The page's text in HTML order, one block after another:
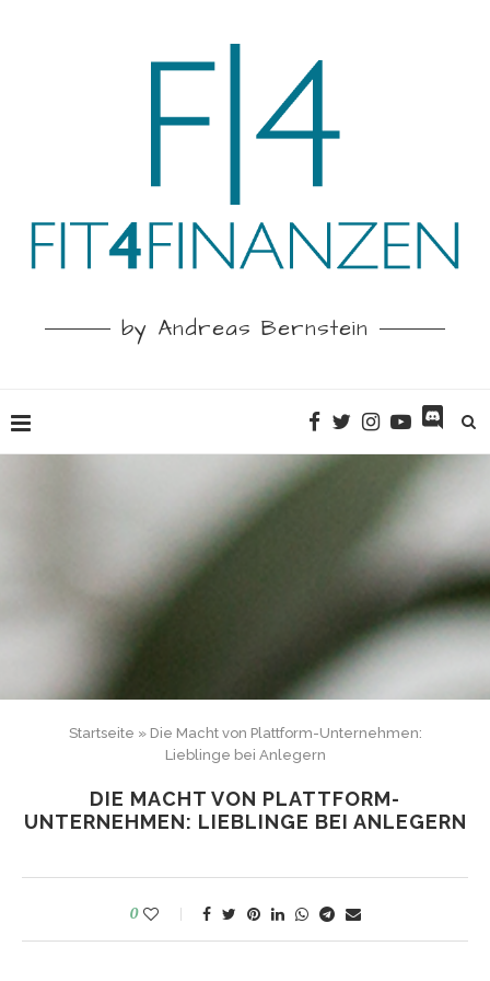
by Andreas Bernstein
Startseite » Die Macht von Plattform-Unternehmen:
Lieblinge bei Anlegern
DIE MACHT VON PLATTFORM-
UNTERNEHMEN: LIEBLINGE BEI ANLEGERN
0